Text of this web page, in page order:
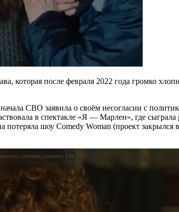
которая после февраля 2022 года громко
СВО заявила о своём несогласии с
в спектакле «Я — Марлен», где
потеряла шоу Comedy Woman (проект